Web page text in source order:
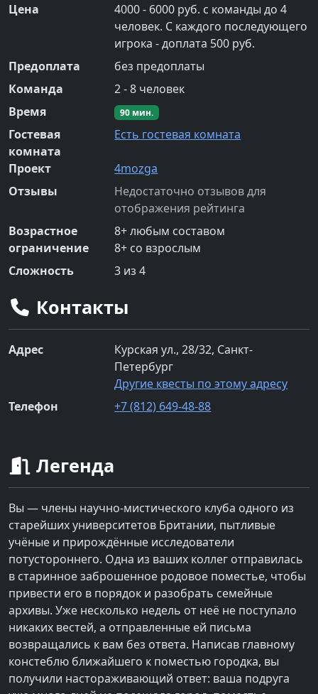
Цена
4000 - 6000 руб. с команды до 4
человек. С каждого последующего
игрока - доплата 500 руб.
Предоплата
без предоплаты
Команда
2-8 человек
Время
90 мин.
Гостевая
комната
Есть гостевая комната
Проект
4mozga
Отзывы
Недостаточно отзывов для
отображения рейтинга
Возрастное
ограничение
8+любым составом
8+ со взрослым
Сложность
3 из 4
Контакты
Адрес
Курская ул., 28/32, Санкт-
Петербург
Другие квесты по этому адресу
Телефон
+7 (812) 649-48-88
Легенда
Вы — члены научно-мистического клуба одного из
старейших университетов Британии, пытливые
учёные и прирождённые исследователи
потустороннего. Одна из ваших коллег отправилась
в старинное заброшенное родовое поместье, чтобы
привести его в порядок и разобрать семейные
архивы. Уже несколько недель от неё не поступало
никаких вестей, а отправленные ей письма
возвращались к вам без ответа. Написав главному
констеблю ближайшего к поместью городка, вы
получили настораживающий ответ: ваша подруга